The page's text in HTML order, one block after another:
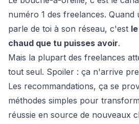
numéro 1 des freelances. Quand
parle de toi à son réseau, c'est
chaud que tu puisses avoir.
Mais la plupart des freelances
tout seul. Spoiler : ça n'arrive
Les recommandations, ça se
méthodes simples pour
réussie en source de nouveaux